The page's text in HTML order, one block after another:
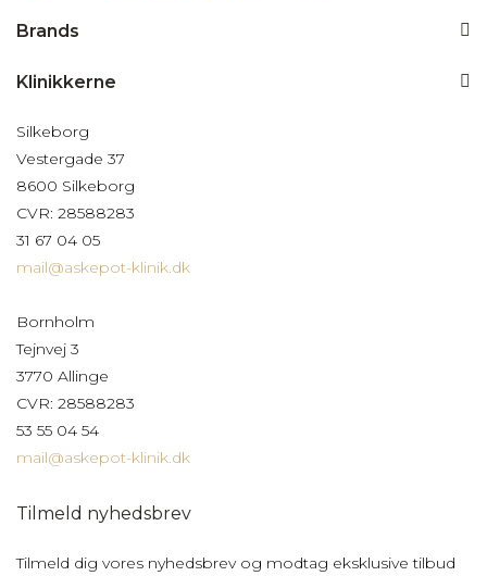
Brands
Klinikkerne
Silkeborg
Vestergade 37
8600 Silkeborg
CVR: 28588283
31 67 04 05
mail@askepot-klinik.dk
Bornholm
Tejnvej 3
3770 Allinge
CVR: 28588283
53 55 04 54
mail@askepot-klinik.dk
Tilmeld nyhedsbrev
Tilmeld dig vores nyhedsbrev og modtag eksklusive tilbud